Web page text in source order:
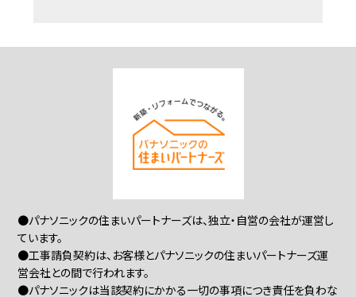
●パナソニックの住まいパートナーズは、独立・自営の会社が運営し
ています。
●工事請負契約は、お客様とパナソニックの住まいパートナーズ運
営会社との間で行われます。
●パナソニックは当該契約にかかる一切の事項につき責任を負わな